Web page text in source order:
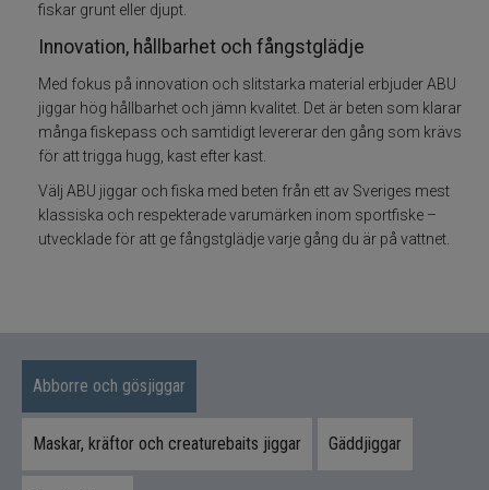
Spinnare
Havsfiske
PowerBait/Gulp
Trollingbeten
fiskar grunt eller djupt.
Innovation, hållbarhet och fångstglädje
Med fokus på innovation och slitstarka material erbjuder ABU
jiggar hög hållbarhet och jämn kvalitet. Det är beten som klarar
många fiskepass och samtidigt levererar den gång som krävs
för att trigga hugg, kast efter kast.
Välj ABU jiggar och fiska med beten från ett av Sveriges mest
klassiska och respekterade varumärken inom sportfiske –
utvecklade för att ge fångstglädje varje gång du är på vattnet.
Abborre och gösjiggar
Maskar, kräftor och creaturebaits jiggar Gäddjiggar